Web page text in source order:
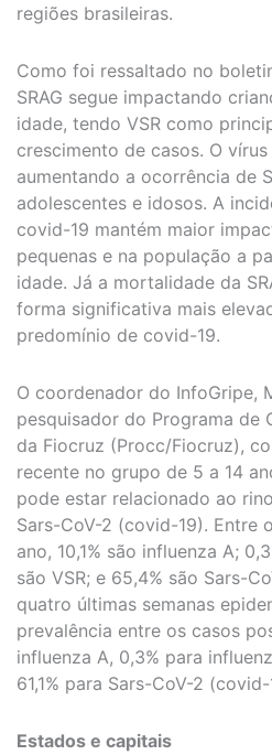
regiões brasileiras.
Como foi ressaltado no
SRAG segue impactando
idade, tendo VSR como
crescimento de casos. O
aumentando a ocorrência de
adolescentes e idosos. A
covid-19 mantém maior
pequenas e na população a
idade. Já a mortalidade da
forma significativa mais
predomínio de covid-19.
O coordenador do InfoGripe,
pesquisador do Programa de
da Fiocruz (Procc/Fiocruz),
recente no grupo de 5 a 14
pode estar relacionado ao
Sars-CoV-2 (covid-19). Entre
ano, 10,1% são influenza A;
são VSR; e 65,4% são Sars-
quatro últimas semanas
prevalência entre os casos
influenza A, 0,3% para
61,1% para Sars-CoV-2 (covid-
Estados e capitais